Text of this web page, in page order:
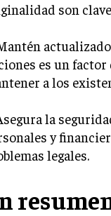
son
es un
a los
la
y
legales.